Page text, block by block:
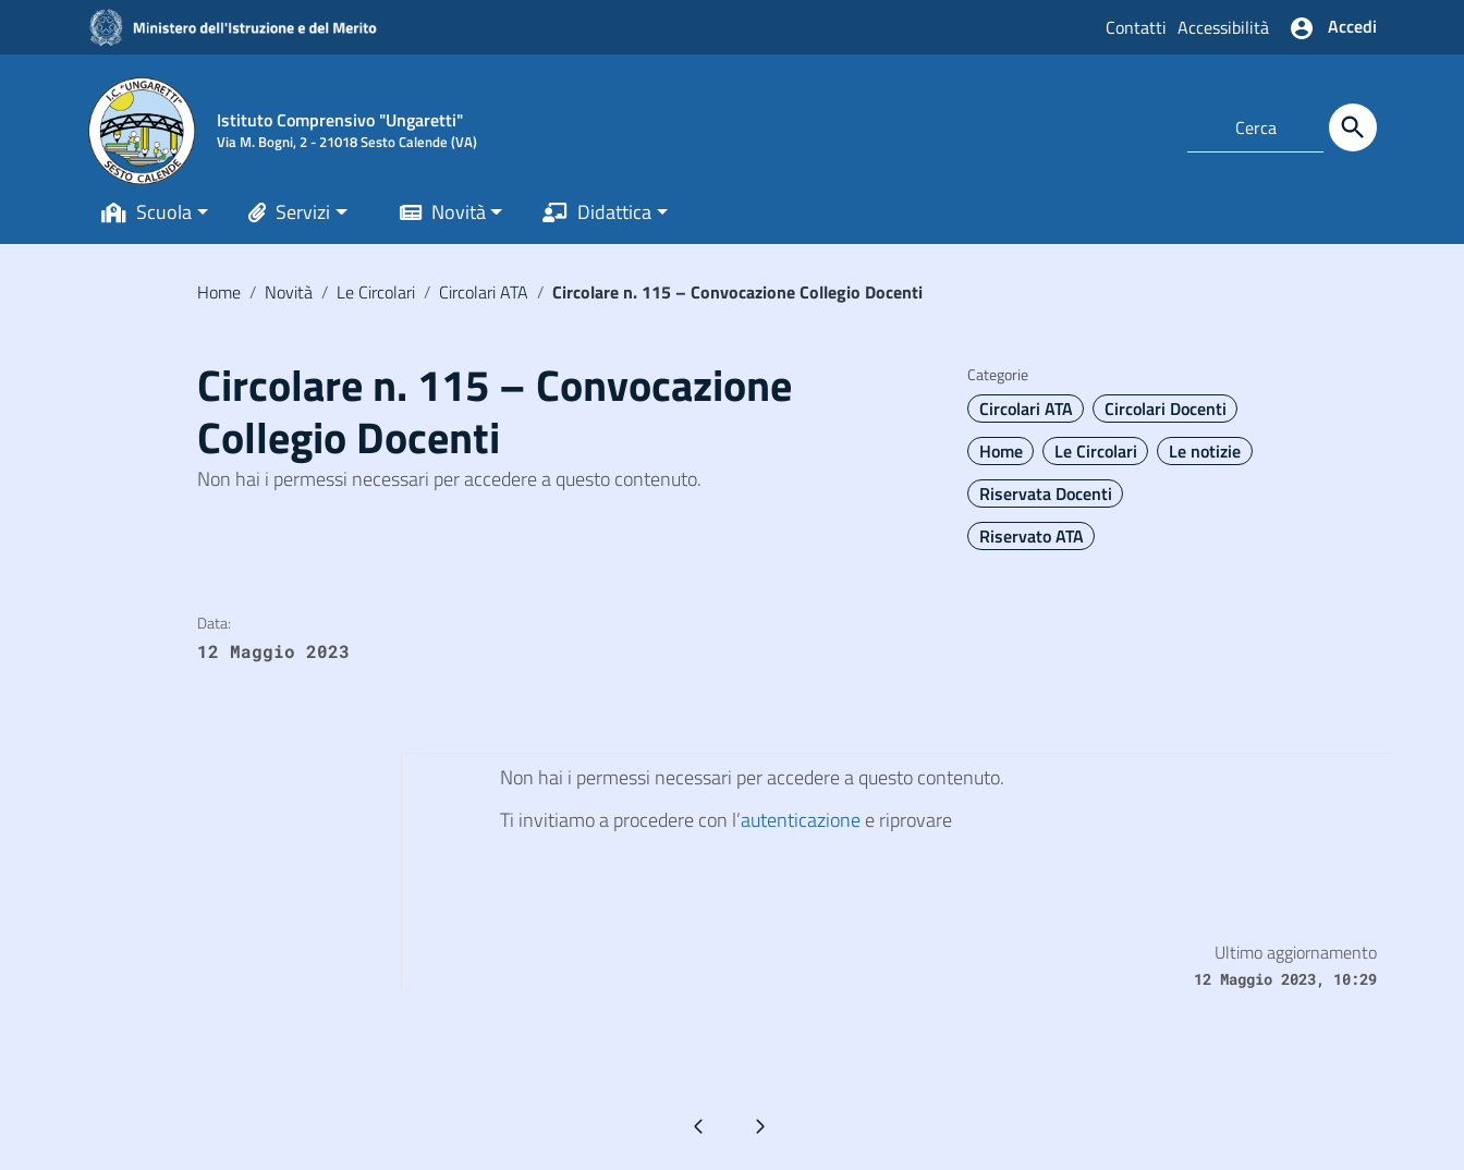
Vai ai contenuti
Vai al menu di navigazione
Vai al footer
Contatti Accessibilità Accedi
Istituto Comprensivo "Ungaretti"
Via M. Bogni, 2 - 21018 Sesto Calende (VA)
Scuola Servizi Novità Didattica
Home / Novità / Le Circolari / Circolari ATA / Circolare n. 115 – Convocazione Collegio Docenti
Circolare n. 115 – Convocazione
Collegio Docenti
Non hai i permessi necessari per accedere a questo contenuto.
Categorie
Circolari ATA
Circolari Docenti
Home
Le Circolari
Le notizie
Riservata Docenti
Riservato ATA
Data:
12 Maggio 2023
Non hai i permessi necessari per accedere a questo contenuto.
Ti invitiamo a procedere con l’autenticazionee riprovare
Ultimo aggiornamento
12 Maggio 2023, 10:29
Pagina precedentePagina successiva